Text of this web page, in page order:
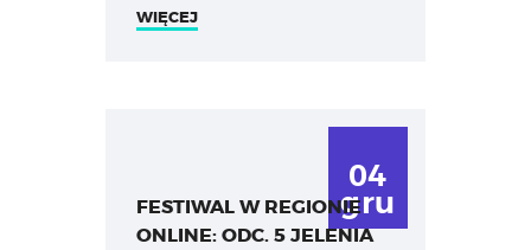
WIĘCEJ
04
gru
FESTIWAL W REGIONIE
ONLINE: ODC. 5 JELENIA